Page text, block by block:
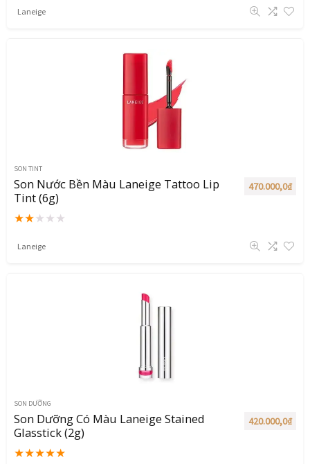
Laneige
SON TINT
Son Nước Bền Màu Laneige Tattoo Lip
Tint (6g)
★★★ ★ ★
470.000,0₫
Laneige
SON DƯỠNG
Son Dưỡng Có Màu Laneige Stained
Glasstick (2g)
★★★★★
420.000,0₫